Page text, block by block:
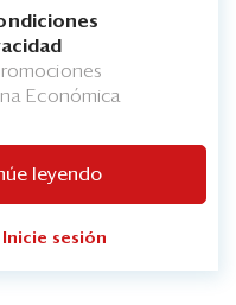
Económica
leyendo
Inicie sesión